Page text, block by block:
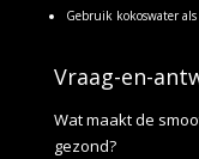
Gebruik kokoswater
Vraag-en-
Wat maakt de
gezond?